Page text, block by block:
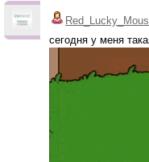
сегодня у меня